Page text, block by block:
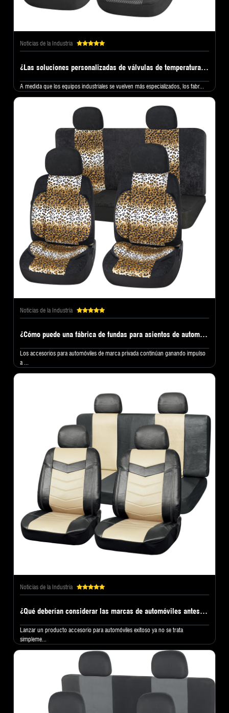
Noticias de la Industria
¿Las soluciones personalizadas de válvulas de temperatura manuales se están convirtiendo en una nueva tendencia para los fabricantes de equipos globales?
A medida que los equipos industriales se vuelven más especializados, los fabr...
Noticias de la Industria
¿Cómo puede una fábrica de fundas para asientos de automóvil ayudarle a crear una marca privada exitosa?
Los accesorios para automóviles de marca privada continúan ganando impulso
a ...
Noticias de la Industria
¿Qué deberían considerar las marcas de automóviles antes de elegir una fábrica de fundas para asientos de automóvil?
Lanzar un producto accesorio para automóviles exitoso ya no se trata
simpleme...